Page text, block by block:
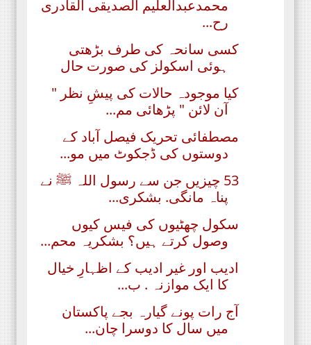
محمدعبدالعلیم الصدیقی القادری
رح...
کسی سانحہ کی طرف بڑھتی
ہوئی اسکولز کی صورت حال
کیا موجودہ حالات کی پیشِ نظر "
آن لائن " پڑھائی مم...
مصطفائی تحریک فیصل آباد کے
دوستوں کی ڈجکوٹ میں مو...
53 چیزیں جن سے رسول اللہ ﷺ نے
پناہ مانگی. بشکری...
سکول چھٹیوں کی فیس کیوں
وصول کرتے ہیں؟ بشکریہ محم...
ادیب اور غیر ادیب کے اظہارِ خیال
کا ایک موازنہ . ب...
آج رات پونے گیارہ بجے پاکستان
میں سال کا دوسرا چان...